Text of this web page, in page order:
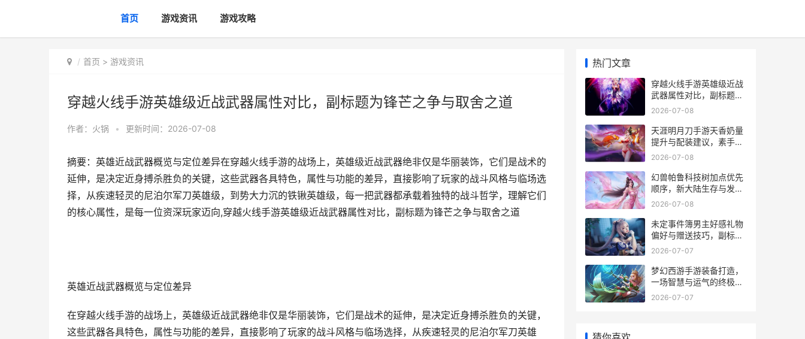
首页 游戏资讯 游戏攻略
首页 > 游戏资讯
穿越火线手游英雄级近战武器属性对比，副标题为锋芒之争与取舍之道
作者： 火锅 • 更新时间：2026-07-08
摘要：英雄近战武器概览与定位差异在穿越火线手游的战场上，英雄级近战武器绝非仅是华丽装饰，它们是战术的
延伸，是决定近身搏杀胜负的关键，这些武器各具特色，属性与功能的差异，直接影响了玩家的战斗风格与临场选
择，从疾速轻灵的尼泊尔军刀英雄级，到势大力沉的铁锹英雄级，每一把武器都承载着独特的战斗哲学，理解它们
的核心属性，是每一位资深玩家迈向,穿越火线手游英雄级近战武器属性对比，副标题为锋芒之争与取舍之道
英雄近战武器概览与定位差异
在穿越火线手游的战场上，英雄级近战武器绝非仅是华丽装饰，它们是战术的延伸，是决定近身搏杀胜负的关键，
这些武器各具特色，属性与功能的差异，直接影响了玩家的战斗风格与临场选择，从疾速轻灵的尼泊尔军刀英雄
热门文章
穿越火线手游英雄级近战
武器属性对比，副标题为
锋芒之争与取舍之道
2026-07-08
天涯明月刀手游天香奶量
提升与配装建议，素手回
春的养成之道
2026-07-08
幻兽帕鲁科技树加点优先
顺序，新大陆生存与发展
指南
2026-07-08
未定事件簿男主好感礼物
偏好与赠送技巧，副标
题，一份资深玩家的心意
2026-07-07
梦幻西游手游装备打造，
一场智慧与运气的终极博
弈，副标题，资深玩家深
2026-07-07